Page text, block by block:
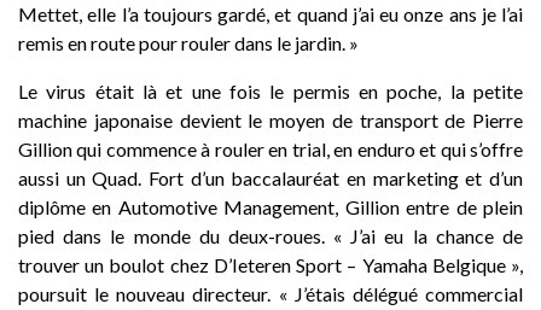
Mettet, elle l’a toujours gardé, et quand j’ai eu onze ans je l’ai
remis en route pour rouler dans le jardin. »
Le virus était là et une fois le permis en poche, la petite
machine japonaise devient le moyen de transport de Pierre
Gillion qui commence à rouler en trial, en enduro et qui s’offre
aussi un Quad. Fort d’un baccalauréat en marketing et d’un
diplôme en Automotive Management, Gillion entre de plein
pied dans le monde du deux-roues. « J’ai eu la chance de
trouver un boulot chez D’Ieteren Sport – Yamaha Belgique »,
poursuit le nouveau directeur. « J’étais délégué commercial